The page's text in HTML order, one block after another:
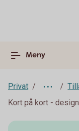
Meny
Privat
Kort på kort -